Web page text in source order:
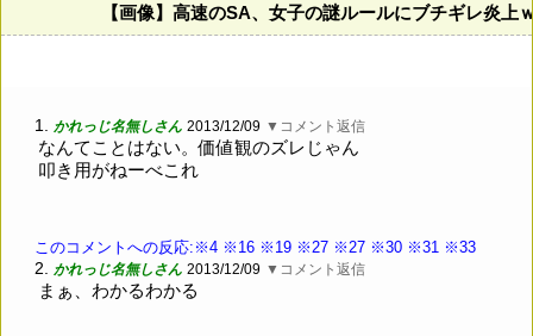
【画像】高速のSA、女子の謎ルールにブチギレ炎上
1. かれっじ名無しさん 2013/12/09 ▼コメント返信
なんてことはない。価値観のズレじゃん
叩き用がねーべこれ
このコメントへの反応:※4 ※16 ※19 ※27 ※27 ※30 ※31 ※33
2. かれっじ名無しさん 2013/12/09 ▼コメント返信
まぁ、わかるわかる